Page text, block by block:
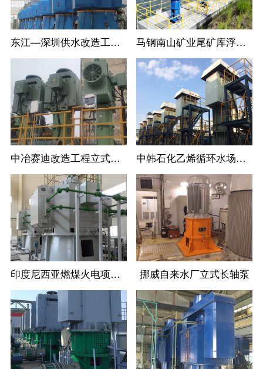
东江—深圳供水改造工程LC系列立式长轴循环水泵 马钢南山矿业尾矿库浮船取水泵站11台立式长轴泵一次调试成功运行过168
中冶赛迪改造工程立式长轴泵 中韩石化乙烯循环水场立式长轴泵
印度尼西亚燃煤火电项目立式长轴循环水泵 挪威自来水厂立式长轴泵